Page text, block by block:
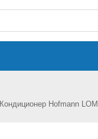
Кондиционер Hofmann